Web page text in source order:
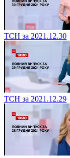
ТСН за 2021.12.30
ТСН за 2021.12.29